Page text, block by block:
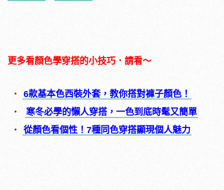
更多看顏色學穿搭的小技巧．請看～
6款基本色西裝外套，教你搭對褲子顏色！
寒冬必學的懶人穿搭，一色到底時髦又簡單
從顏色看個性！7種同色穿搭顯現個人魅力